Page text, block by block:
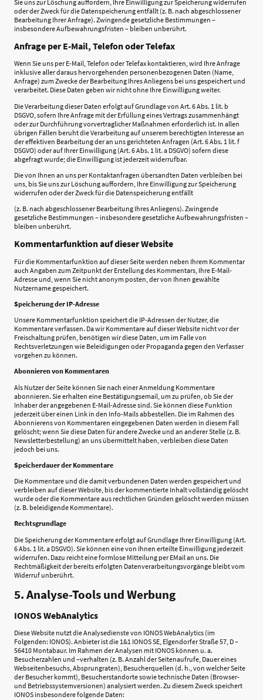
Sie uns zur Löschung auffordern, Ihre Einwilligung zur Speicherung widerrufen
oder der Zweck für die Datenspeicherung entfällt (z. B. nach abgeschlossener
Bearbeitung Ihrer Anfrage). Zwingende gesetzliche Bestimmungen –
insbesondere Aufbewahrungsfristen – bleiben unberührt.
Anfrage per E-Mail, Telefon oder Telefax
Wenn Sie uns per E-Mail, Telefon oder Telefax kontaktieren, wird Ihre Anfrage
inklusive aller daraus hervorgehenden personenbezogenen Daten (Name,
Anfrage) zum Zwecke der Bearbeitung Ihres Anliegens bei uns gespeichert und
verarbeitet. Diese Daten geben wir nicht ohne Ihre Einwilligung weiter.
Die Verarbeitung dieser Daten erfolgt auf Grundlage von Art. 6 Abs. 1 lit. b
DSGVO, sofern Ihre Anfrage mit der Erfüllung eines Vertrags zusammenhängt
oder zur Durchführung vorvertraglicher Maßnahmen erforderlich ist. In allen
übrigen Fällen beruht die Verarbeitung auf unserem berechtigten Interesse an
der effektiven Bearbeitung der an uns gerichteten Anfragen (Art. 6 Abs. 1 lit. f
DSGVO) oder auf Ihrer Einwilligung (Art. 6 Abs. 1 lit. a DSGVO) sofern diese
abgefragt wurde; die Einwilligung ist jederzeit widerrufbar.
Die von Ihnen an uns per Kontaktanfragen übersandten Daten verbleiben bei
uns, bis Sie uns zur Löschung auffordern, Ihre Einwilligung zur Speicherung
widerrufen oder der Zweck für die Datenspeicherung entfällt
(z. B. nach abgeschlossener Bearbeitung Ihres Anliegens). Zwingende
gesetzliche Bestimmungen – insbesondere gesetzliche Aufbewahrungsfristen –
bleiben unberührt.
Kommentarfunktion auf dieser Website
Für die Kommentarfunktion auf dieser Seite werden neben Ihrem Kommentar
auch Angaben zum Zeitpunkt der Erstellung des Kommentars, Ihre E-Mail-
Adresse und, wenn Sie nicht anonym posten, der von Ihnen gewählte
Nutzername gespeichert.
Speicherung der IP-Adresse
Unsere Kommentarfunktion speichert die IP-Adressen der Nutzer, die
Kommentare verfassen. Da wir Kommentare auf dieser Website nicht vor der
Freischaltung prüfen, benötigen wir diese Daten, um im Falle von
Rechtsverletzungen wie Beleidigungen oder Propaganda gegen den Verfasser
vorgehen zu können.
Abonnieren von Kommentaren
Als Nutzer der Seite können Sie nach einer Anmeldung Kommentare
abonnieren. Sie erhalten eine Bestätigungsemail, um zu prüfen, ob Sie der
Inhaber der angegebenen E-Mail-Adresse sind. Sie können diese Funktion
jederzeit über einen Link in den Info-Mails abbestellen. Die im Rahmen des
Abonnierens von Kommentaren eingegebenen Daten werden in diesem Fall
gelöscht; wenn Sie diese Daten für andere Zwecke und an anderer Stelle (z. B.
Newsletterbestellung) an uns übermittelt haben, verbleiben diese Daten
jedoch bei uns.
Speicherdauer der Kommentare
Die Kommentare und die damit verbundenen Daten werden gespeichert und
verbleiben auf dieser Website, bis der kommentierte Inhalt vollständig gelöscht
wurde oder die Kommentare aus rechtlichen Gründen gelöscht werden müssen
(z. B. beleidigende Kommentare).
Rechtsgrundlage
Die Speicherung der Kommentare erfolgt auf Grundlage Ihrer Einwilligung (Art.
6 Abs. 1 lit. a DSGVO). Sie können eine von Ihnen erteilte Einwilligung jederzeit
widerrufen. Dazu reicht eine formlose Mitteilung per EMail an uns. Die
Rechtmäßigkeit der bereits erfolgten Datenverarbeitungsvorgänge bleibt vom
Widerruf unberührt.
5. Analyse-Tools und Werbung
IONOS WebAnalytics
Diese Website nutzt die Analysedienste von IONOS WebAnalytics (im
Folgenden: IONOS). Anbieter ist die 1&1 IONOS SE, Elgendorfer Straße 57, D –
56410 Montabaur. Im Rahmen der Analysen mit IONOS können u. a.
Besucherzahlen und –verhalten (z. B. Anzahl der Seitenaufrufe, Dauer eines
Webseitenbesuchs, Absprungraten), Besucherquellen (d. h., von welcher Seite
der Besucher kommt), Besucherstandorte sowie technische Daten (Browser-
und Betriebssystemversionen) analysiert werden. Zu diesem Zweck speichert
IONOS insbesondere folgende Daten: